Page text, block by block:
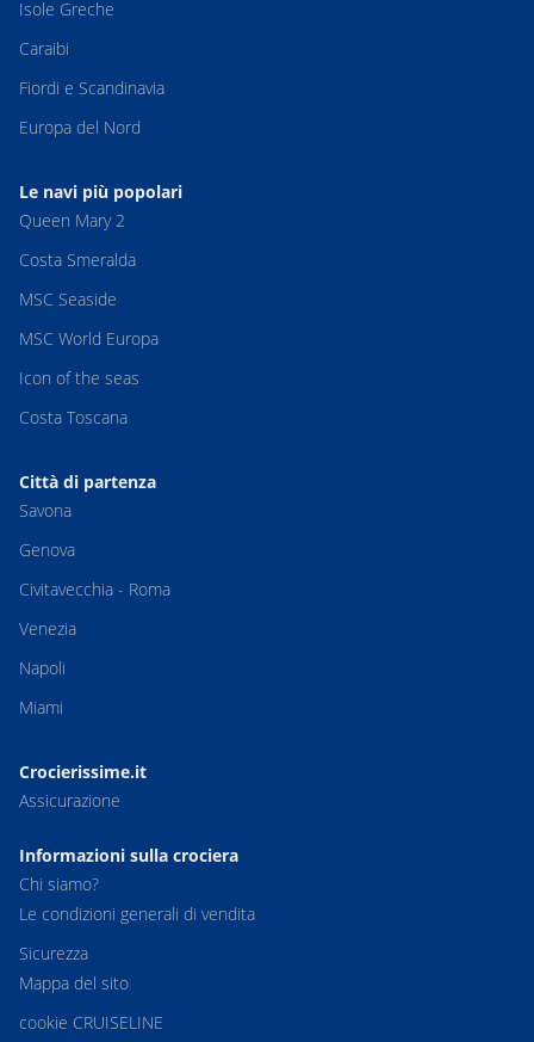
Isole Greche
Caraibi
Fiordi e Scandinavia
Europa del Nord
Le navi più popolari
Queen Mary 2
Costa Smeralda
MSC Seaside
MSC World Europa
Icon of the seas
Costa Toscana
Città di partenza
Savona
Genova
Civitavecchia - Roma
Venezia
Napoli
Miami
Crocierissime.it
Assicurazione
Informazioni sulla crociera
Chi siamo?
Le condizioni generali di vendita
Sicurezza
Mappa del sito
cookie CRUISELINE